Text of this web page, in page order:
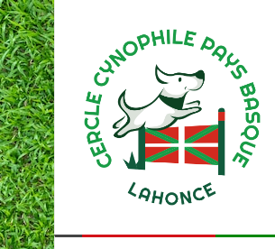
Aller
au
contenu